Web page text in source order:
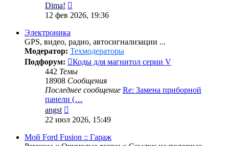
Dima!
к
последнему
12 фев 2026, 19:36
Электроника
GPS, видео, радио, автосигнализации ...
Модератор: Техмодераторы
Подфорум:
Коды для магнитол серии V
442 Темы
18908 Сообщения
Последнее сообщение Re: Замена приборной
панели (…
angst
к
последнему
сообщению
22 июл 2026, 15:49
Мой Ford Fusion :: Гараж